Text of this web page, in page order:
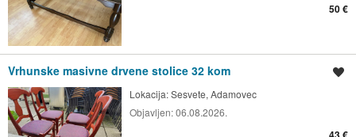
50 €
Vrhunske masivne drvene stolice 32 kom
Lokacija:Sesvete, Adamovec
Objavljen:06.08.2026.